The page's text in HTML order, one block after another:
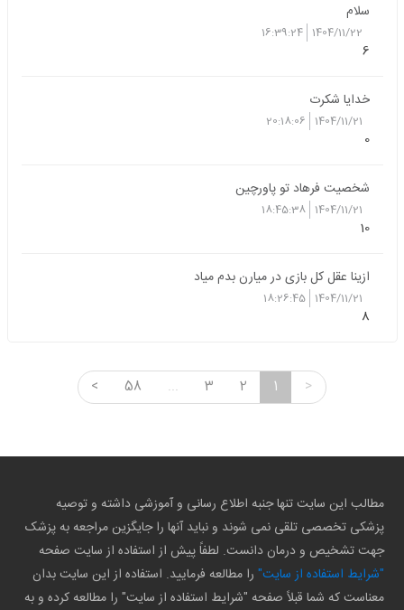
سلام
1404/11/22
16:39:24
6
خدایا شکرت
1404/11/21
20:18:06
0
شخصیت فرهاد تو پاورچین
1404/11/21
18:45:38
10
ازینا عقل کل بازی در میارن بدم میاد
1404/11/21
18:26:45
8
>
1
2
3
...
58
<
مطالب این سایت تنها جنبه اطلاع رسانی و آموزشی داشته و توصیه
پزشکی تخصصی تلقی نمی شوند و نباید آنها را جایگزین مراجعه به پزشک
جهت تشخیص و درمان دانست. لطفاً پیش از استفاده از سایت صفحه
"شرایط استفاده از سایت" را مطالعه فرمایید. استفاده از این سایت بدان
معناست که شما قبلاً صفحه "شرایط استفاده از سایت" را مطالعه کرده و به